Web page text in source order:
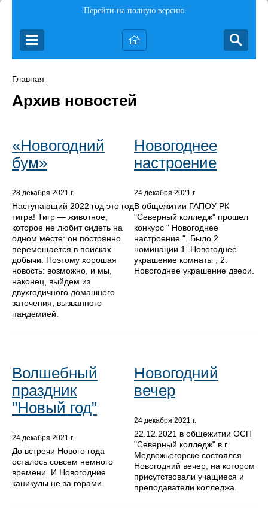
Перейти на полную версию
Главная
Архив новостей
«Новогодний
бум»
28 декабря 2021 г.
Наступающий 2022 год это год
тигра! Тигр — животное,
которое не любит сидеть на
одном месте: он постоянно
перемещается в поисках
добычи. Поэтому хорошая
новость: возможно, и мы,
наконец, выйдем из
двухгодичного домашнего
заточения, вызванного
пандемией.
Новогоднее
настроение
24 декабря 2021 г.
В общежитии ГАПОУ РК
"Северный колледж" прошел
конкурс " Новогоднее
настроение ". Было 2
номинации 1. Новогоднее
украшение комнаты ; 2.
Новогоднее украшение двери.
Волшебный
праздник
"Новый год"
24 декабря 2021 г.
До встречи Нового года
осталось совсем немного
времени. И Новогодние
каникулы не за горами.
Новогодний
вечер
24 декабря 2021 г.
22.12.2021 в общежитии ОСП
"Северный колледж" в г.
Медвежьегорске состоялся
Новогодний вечер, на котором
присутствовали учащиеся и
преподаватели колледжа.